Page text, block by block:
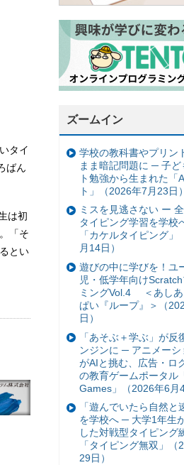
タイ
ばん
は初
「そ
とい
ズームイン
学校の教科書やプリン
まま暗記問題に ─ 子ど
ト勉強から生まれた「
ト」（2026年7月23日）
ミスを見逃さない ー
タイピング学習を学校
「カケルタイピング」
月14日）
遊びの中に学びを！ユ
児・低学年向け
ミングVol.4 ＜あしあ
ぱい『ループ』＞（
日）
「あそぶ＋学ぶ」が反
ンジンに ─ アニメーシ
がAIと挑む、広告・ロ
の教育ゲームポータル
Games」（2026年6月4
「遊んでいたら自然と
を学校へ ─ 大学1年生
した対戦型タイピング
「タイピング無双」（
29日）